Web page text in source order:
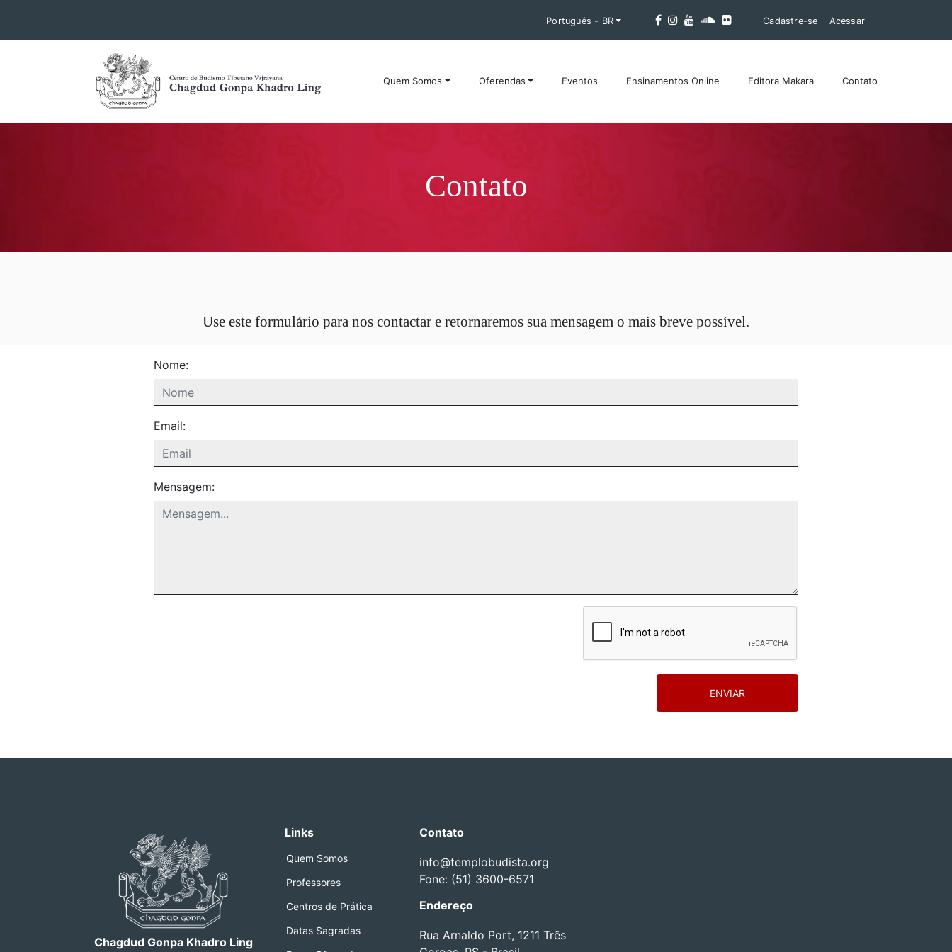
Português - BR Cadastre-se Acessar
Quem Somos Oferendas Eventos Ensinamentos Online Editora Makara Contato
Contato
Use este formulário para nos contactar e retornaremos sua mensagem o mais breve possível.
Nome:
Email:
Mensagem:
ENVIAR
Chagdud Gonpa Khadro Ling
Links
Quem Somos
Professores
Centros de Prática
Datas Sagradas
Contato
info@templobudista.org
Fone: (51) 3600-6571
Endereço
Rua Arnaldo Port, 1211 Três